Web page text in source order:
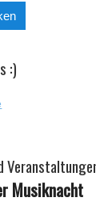
:)
Musiknacht